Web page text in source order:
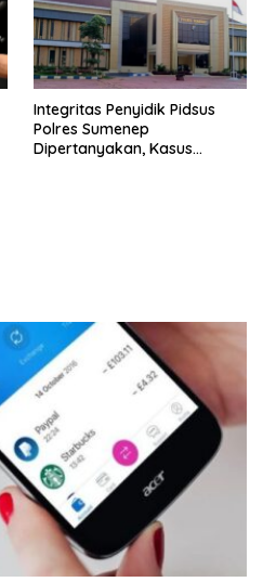
Integritas Penyidik Pidsus
Polres Sumenep
Dipertanyakan, Kasus